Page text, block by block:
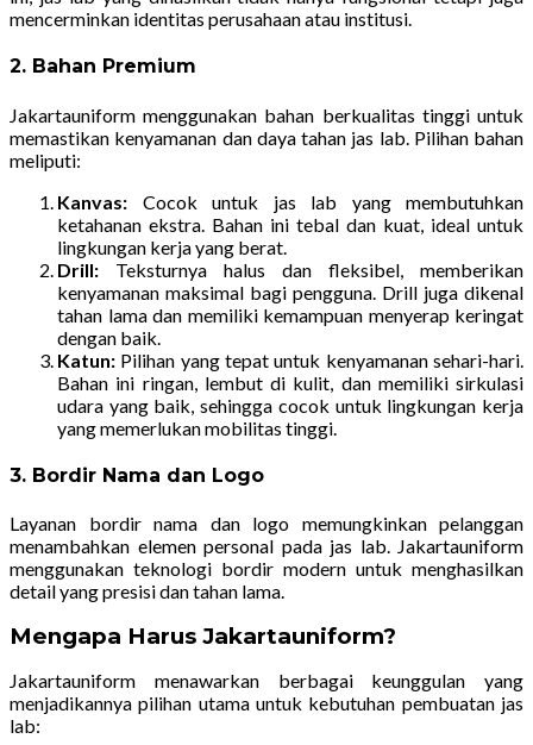
mencerminkan identitas perusahaan atau institusi.
2. Bahan Premium
Jakartauniform menggunakan bahan berkualitas tinggi untuk
memastikan kenyamanan dan daya tahan jas lab. Pilihan bahan
meliputi:
Kanvas: Cocok untuk jas lab yang membutuhkan
ketahanan ekstra. Bahan ini tebal dan kuat, ideal untuk
lingkungan kerja yang berat.
Drill: Teksturnya halus dan fleksibel, memberikan
kenyamanan maksimal bagi pengguna. Drill juga dikenal
tahan lama dan memiliki kemampuan menyerap keringat
dengan baik.
Katun: Pilihan yang tepat untuk kenyamanan sehari-hari.
Bahan ini ringan, lembut di kulit, dan memiliki sirkulasi
udara yang baik, sehingga cocok untuk lingkungan kerja
yang memerlukan mobilitas tinggi.
3. Bordir Nama dan Logo
Layanan bordir nama dan logo memungkinkan pelanggan
menambahkan elemen personal pada jas lab. Jakartauniform
menggunakan teknologi bordir modern untuk menghasilkan
detail yang presisi dan tahan lama.
Mengapa Harus Jakartauniform?
Jakartauniform menawarkan berbagai keunggulan yang
menjadikannya pilihan utama untuk kebutuhan pembuatan jas
lab: